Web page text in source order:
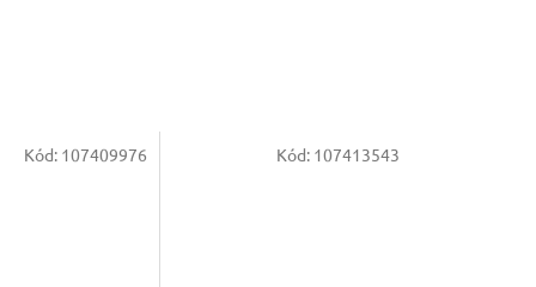
Kód: 107409976 Kód: 107413543